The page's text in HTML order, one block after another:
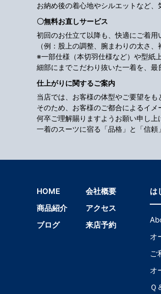
お納め後の着心地やシルエットなど、
〇無料お直しサービス
初回のお仕立て以降も、快適にご着用
（例：股上の調整、腕まわりの太さ、
※一部仕様（本切羽仕様など）や型紙
細部にまでこだわり抜いた一着を、最
仕上がりに関するご案内
当店では、お客様の体型やご要望をも
そのため、お客様のご都合によるイメ
何卒ご理解賜りますようお願い申し上
一着のスーツに宿る「品格」と「信頼
HOME
商品紹介
ブログ
会社概要
アクセス
来店予約
は
オ
ご
オ
Ｑ